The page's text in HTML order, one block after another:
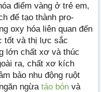
điểm vàng ở trẻ em,
để tạo thành pro-
oxy hóa liên quan đến
tốt và thị lực sắc
lớn chất xơ và thúc
ra, chất xơ kích
bảo nhu động ruột
ngừa táo bón và